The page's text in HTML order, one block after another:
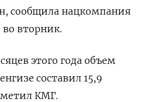
сообщила нацкомпания
вторник.
этого года объем
составил 15,9
КМГ.